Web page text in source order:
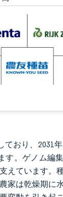
CC BY 4.0の表示が
おり、2031
す。ゲノム編
えています。
家は乾燥期に